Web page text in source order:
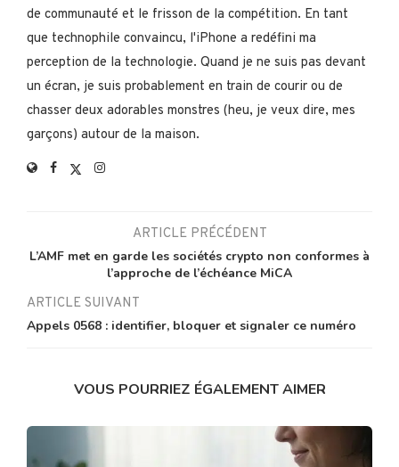
de communauté et le frisson de la compétition. En tant
que technophile convaincu, l'iPhone a redéfini ma
perception de la technologie. Quand je ne suis pas devant
un écran, je suis probablement en train de courir ou de
chasser deux adorables monstres (heu, je veux dire, mes
garçons) autour de la maison.
ARTICLE PRÉCÉDENT
L’AMF met en garde les sociétés crypto non conformes à
l’approche de l’échéance MiCA
ARTICLE SUIVANT
Appels 0568 : identifier, bloquer et signaler ce numéro
VOUS POURRIEZ ÉGALEMENT AIMER